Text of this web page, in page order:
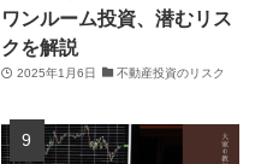
ワンルーム投資、潜むリス
クを解説
2025年1月6日 不動産投資のリスク